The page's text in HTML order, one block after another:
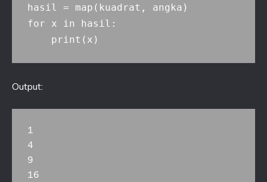
hasil = map(kuadrat, angka)
for x in hasil:
Output:
1
4
9
16